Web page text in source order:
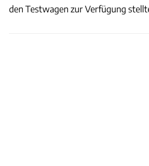
den Testwagen zur Verfügung